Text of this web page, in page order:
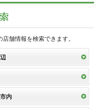
舗情報を検索できます。
内